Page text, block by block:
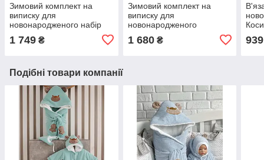
Зимовий комплект на
виписку для
новонародженого набір
1 749 ₴
Зимовий комплект на
виписку для
новонародженого
кремовий
1 680₴ 939
Подібні товари компанії